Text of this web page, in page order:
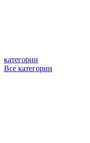
категории
Все категории